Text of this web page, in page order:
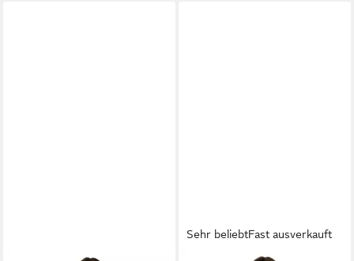
Sehr beliebtFast ausverkauft